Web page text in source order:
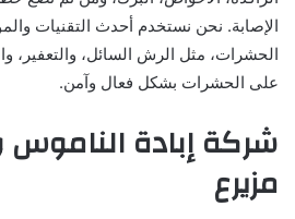
الإصابة. نحن نستخدم أحدث التقنيات
الحشرات، مثل الرش السائل، والتعفير،
على الحشرات بشكل فعال وآمن.
شركة إبادة
مزيرع